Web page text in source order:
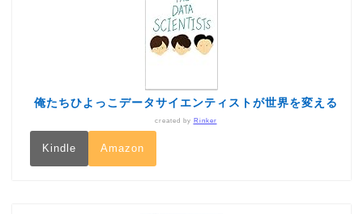
俺たちひよっこデータサイエンティストが世界を変える
created by Rinker
Kindle Amazon